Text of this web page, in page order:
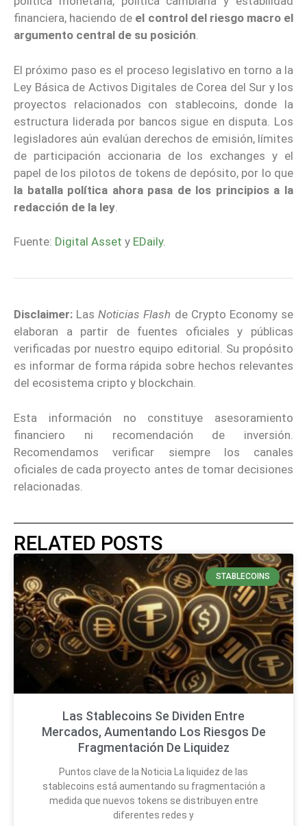
financiera, haciendo de el control del riesgo macro el
argumento central de su posición.
El próximo paso es el proceso legislativo en torno a la
Ley Básica de Activos Digitales de Corea del Sur y los
proyectos relacionados con stablecoins, donde la
estructura liderada por bancos sigue en disputa. Los
legisladores aún evalúan derechos de emisión, límites
de participación accionaria de los exchanges y el
papel de los pilotos de tokens de depósito, por lo que
la batalla política ahora pasa de los principios a la
redacción de la ley
Fuente: Digital Asset y EDaily.
Disclaimer: LasNoticias Flash de Crypto Economy se
elaboran a partir de fuentes oficiales y públicas
verificadas por nuestro equipo editorial. Su propósito
es informar de forma rápida sobre hechos relevantes
del ecosistema cripto y blockchain.
Esta información no constituye asesoramiento
financiero ni recomendación de inversión.
Recomendamos verificar siempre los canales
oficiales de cada proyecto antes de tomar decisiones
relacionadas.
RELATED POSTS
STABLECOINS
Las Stablecoins Se Dividen Entre
Mercados, Aumentando Los Riesgos De
Fragmentación De Liquidez
Puntos clave de la Noticia La liquidez de las
stablecoins está aumentando su fragmentación a
medida que nuevos tokens se distribuyen entre
diferentes redes y